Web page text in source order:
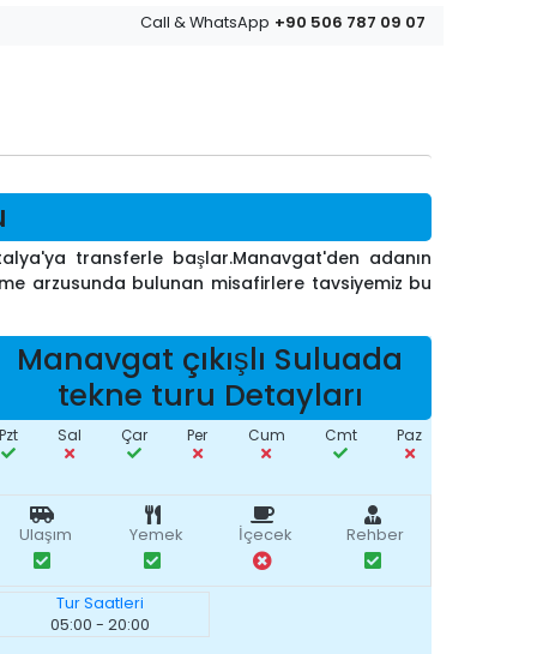
Call & WhatsApp +90 506 787 09 07
transferle başlar.Manavgat'den adanın
arzusunda bulunan misafirlere tavsiyemiz bu
Manavgat çıkışlı Suluada
tekne turu Detayları
Pzt Sal Çar Per Cum Cmt Paz
Ulaşım Yemek İçecek Rehber
Tur Saatleri
05:00 - 20:00